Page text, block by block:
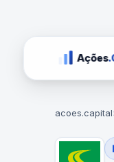
Ações
acoes.capital